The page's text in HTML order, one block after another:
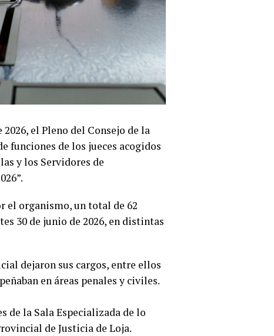
el Pleno del Consejo de la
funciones de los jueces acogidos
y los Servidores de
el organismo, un total de 62
30 de junio de 2026, en distintas
dejaron sus cargos, entre ellos
en áreas penales y civiles.
de la Sala Especializada de lo
de Justicia de Loja.